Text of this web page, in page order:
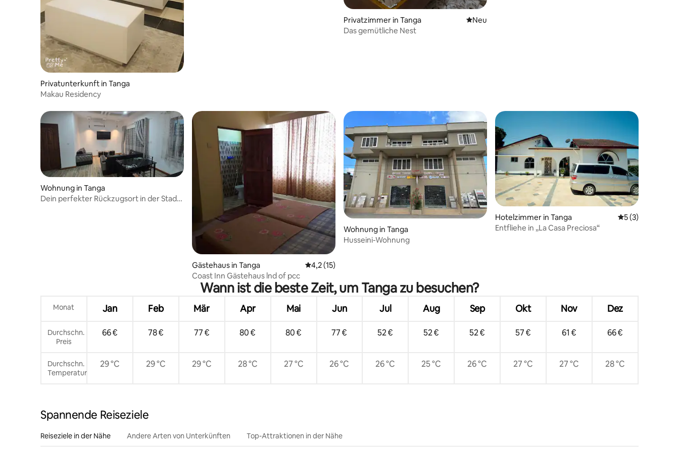
Privatunterkunft in Tanga
Makau Residency
Privatzimmer in Tanga Neue Unterkunft
Neu
Das gemütliche Nest
Wohnung in Tanga
Dein perfekter Rückzugsort in der Stadt
Gästehaus in Tanga Durchschnittliche Bewertung: 4,2 von 5, 15 Bewertungen
4,2 (15)
Coast Inn Gästehaus lnd of pcc
Wohnung in Tanga
Husseini-Wohnung
Hotelzimmer in Tanga
5 (3)
Entfliehe in „La Casa Preciosa“
Wann ist die beste Zeit, um Tanga zu besuchen?
Monat Jan Feb Mär Apr Mai Jun Jul Aug Sep Okt Nov Dez
Durchschn.
Preis
66 € 78 € 77 € 80 € 80 € 77 € 52 € 52 € 52 € 57 € 61 € 66 €
Durchschn.
Temperatur
29 °C 29 °C 29 °C 28 °C 27 °C 26 °C 26 °C 25 °C 26 °C 27 °C 27 °C 28 °C
Spannende Reiseziele
Reiseziele in der Nähe Andere Arten von Unterkünften Top-Attraktionen in der Nähe